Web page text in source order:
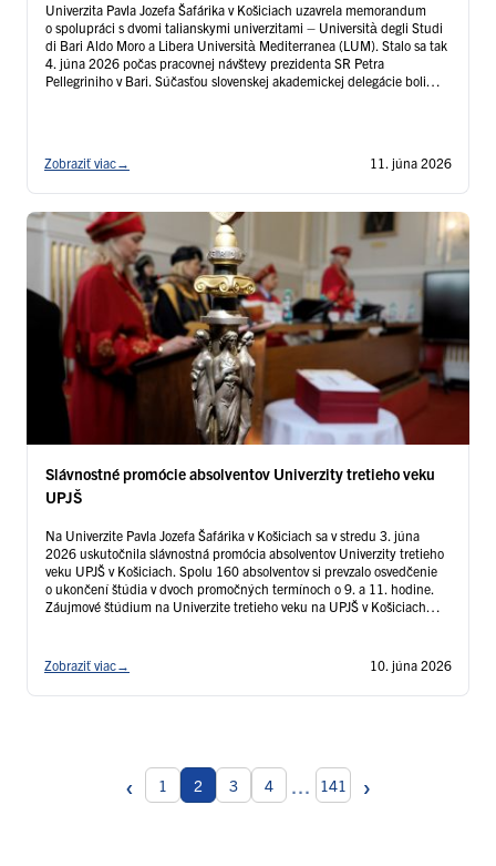
Univerzita Pavla Jozefa Šafárika v Košiciach uzavrela memorandum
o spolupráci s dvomi talianskymi univerzitami – Università degli Studi
di Bari Aldo Moro a Libera Università Mediterranea (LUM). Stalo sa tak
4. júna 2026 počas pracovnej návštevy prezidenta SR Petra
Pellegriniho v Bari. Súčasťou slovenskej akademickej delegácie boli
Zobraziť viac→ 11. júna 2026
Slávnostné promócie absolventov Univerzity tretieho veku
UPJŠ
Na Univerzite Pavla Jozefa Šafárika v Košiciach sa v stredu 3. júna
2026 uskutočnila slávnostná promócia absolventov Univerzity tretieho
veku UPJŠ v Košiciach. Spolu 160 absolventov si prevzalo osvedčenie
o ukončení štúdia v dvoch promočných termínoch o 9. a 11. hodine.
Záujmové štúdium na Univerzite tretieho veku na UPJŠ v Košiciach
Zobraziť viac→ 10. júna 2026
‹ 1 2 3 4 ... 141 ›